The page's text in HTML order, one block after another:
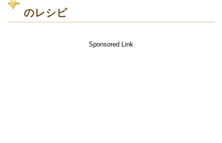
のレシピ
Sponsored Link